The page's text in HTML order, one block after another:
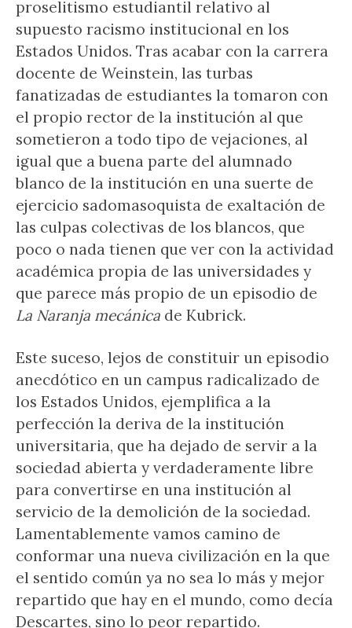
proselitismo estudiantil relativo al
supuesto racismo institucional en los
Estados Unidos. Tras acabar con la carrera
docente de Weinstein, las turbas
fanatizadas de estudiantes la tomaron con
el propio rector de la institución al que
sometieron a todo tipo de vejaciones, al
igual que a buena parte del alumnado
blanco de la institución en una suerte de
ejercicio sadomasoquista de exaltación de
las culpas colectivas de los blancos, que
poco o nada tienen que ver con la actividad
académica propia de las universidades y
que parece más propio de un episodio de
La Naranja mecánica de Kubrick.
Este suceso, lejos de constituir un episodio
anecdótico en un campus radicalizado de
los Estados Unidos, ejemplifica a la
perfección la deriva de la institución
universitaria, que ha dejado de servir a la
sociedad abierta y verdaderamente libre
para convertirse en una institución al
servicio de la demolición de la sociedad.
Lamentablemente vamos camino de
conformar una nueva civilización en la que
el sentido común ya no sea lo más y mejor
repartido que hay en el mundo, como decía
Descartes, sino lo peor repartido.